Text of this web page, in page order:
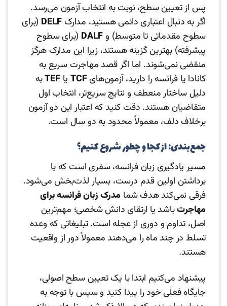
پس از تعیین سطح، نوبت به انتخاب آزمون می‌رسد.
اگر به دنبال اعتباری دائمی هستید، مدارک DELF (برای
سطوح مقدماتی تا متوسط) و DALF (برای سطوح
پیشرفته) بهترین گزینه هستند، زیرا این مدارک هرگز
منقضی نمی‌شوند. اما اگر قصد مهاجرت سریع به
کانادا یا فرانسه را دارید، آزمون‌هایTCF یاTEFبه
دلیل ساختار منعطف و نتایج سریع‌تر، انتخاب اول
متقاضیان هستند. دقت کنید که اعتبار این دو آزمون
برخلاف دلف، معمولاً محدود به دو سال است.
جمع‌بندی: از کجا و چطور شروع کنیم؟
مسیر یادگیری زبان فرانسه، سفری است که با
برداشتن اولین قدم درست، بسیار لذت‌بخش می‌شود.
فرقی نمی‌کند هدف شما مدرک زبان فرانسه برای
مهاجرتباشد یا ارتقای دانش شخصی؛ مهم‌ترین
اصل، تداوم و دوری از عجله است. تبلیغاتی که وعده
تسلط در چند ماه را می‌دهند معمولاً دور از واقعیت
هستند.
پیشنهاد می‌کنیم ابتدا با یک تعیین سطح اصولی،
جایگاه فعلی خود را پیدا کنید و سپس با توجه به